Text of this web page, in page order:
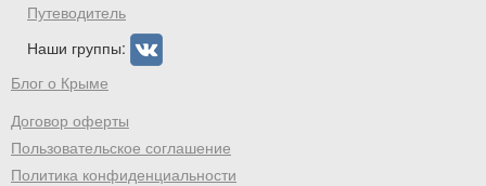
Путеводитель
Наши группы:
Блог о Крыме
Договор оферты
Пользовательское соглашение
Политика конфиденциальности